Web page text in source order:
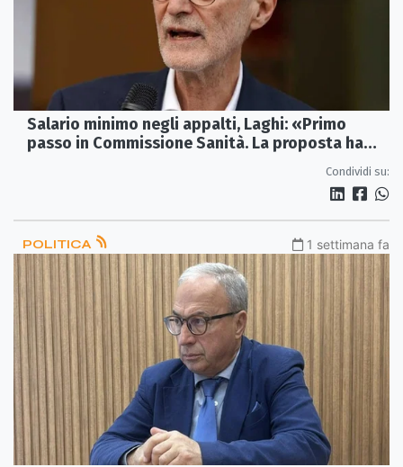
Salario minimo negli appalti, Laghi: «Primo
passo in Commissione Sanità. La proposta ha
Condividi su:
POLITICA 1 settimana fa